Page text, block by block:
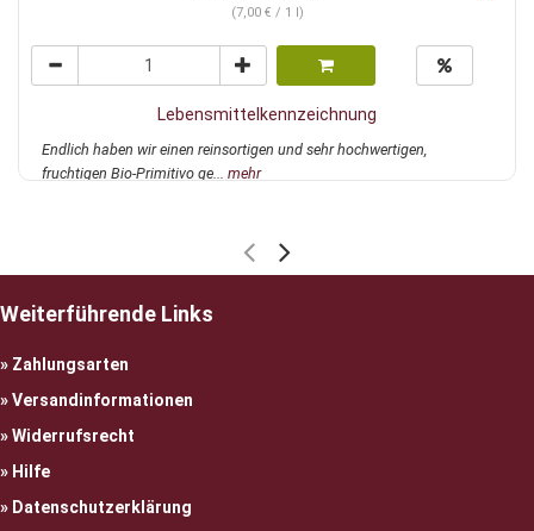
(7,00 € / 1 l)
Lebensmittelkennzeichnung
Endlich haben wir einen reinsortigen und sehr hochwertigen,
fruchtigen Bio-Primitivo ge... mehr
Weiterführende Links
Zahlungsarten
Versandinformationen
Widerrufsrecht
Hilfe
Datenschutzerklärung